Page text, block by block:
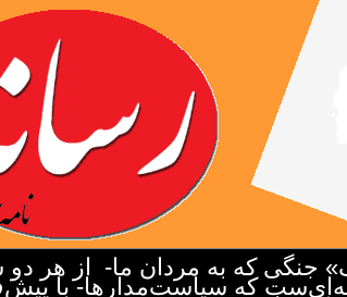
جنگی که به مردان ما- از هر
که سیاست‌مدارها- با